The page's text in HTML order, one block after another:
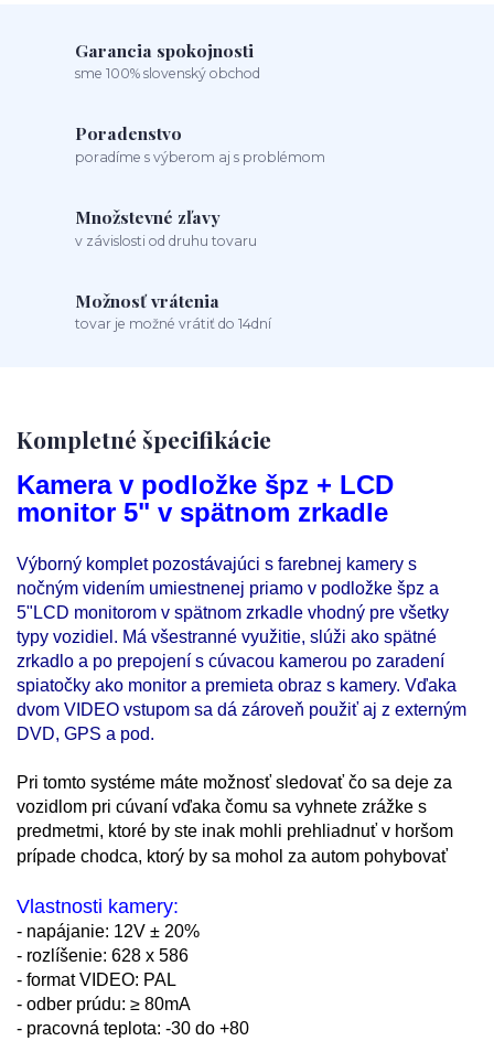
Garancia spokojnosti
sme 100% slovenský obchod
Poradenstvo
poradíme s výberom aj s problémom
Množstevné zľavy
v závislosti od druhu tovaru
Možnosť vrátenia
tovar je možné vrátiť do 14dní
Kompletné špecifikácie
Kamera v podložke špz + LCD
monitor 5" v spätnom zrkadle
Výborný komplet pozostávajúci s farebnej kamery s
nočným videním umiestnenej priamo v podložke špz a
5"LCD monitorom v spätnom zrkadle vhodný pre všetky
typy vozidiel. Má všestranné využitie, slúži ako spätné
zrkadlo a po prepojení s cúvacou kamerou po zaradení
spiatočky ako monitor a premieta obraz s kamery. Vďaka
dvom VIDEO vstupom sa dá zároveň použiť aj z externým
DVD, GPS a pod.
Pri tomto systéme máte možnosť sledovať čo sa deje za
vozidlom pri cúvaní vďaka čomu sa vyhnete zrážke s
predmetmi, ktoré by ste inak mohli prehliadnuť v horšom
prípade chodca, ktorý by sa mohol za autom pohybovať
Vlastnosti kamery:
- napájanie: 12V ± 20%
- rozlíšenie: 628 x 586
- format VIDEO: PAL
- odber prúdu: ≥ 80mA
- pracovná teplota: -30 do +80